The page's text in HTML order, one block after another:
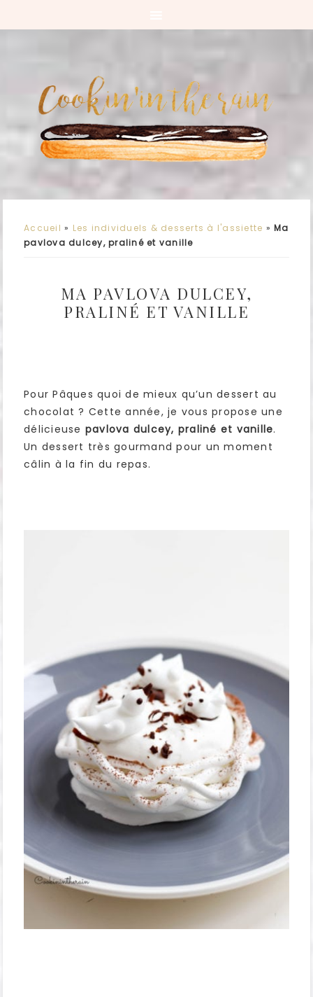
Accueil » Les individuels & desserts à l'assiette » Ma
pavlova dulcey, praliné et vanille
MA PAVLOVA DULCEY,
PRALINÉ ET VANILLE
Pour Pâques quoi de mieux qu’un dessert au
chocolat ? Cette année, je vous propose une
délicieuse pavlova dulcey, praliné et vanille.
Un dessert très gourmand pour un moment
câlin à la fin du repas.